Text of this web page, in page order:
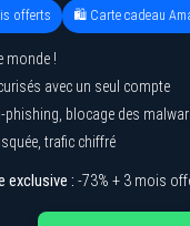
offerts 🛍️ Carte cadeau
monde !
avec un seul compte
phishing, blocage des
trafic chiffré
exclusive : -73% + 3 mois